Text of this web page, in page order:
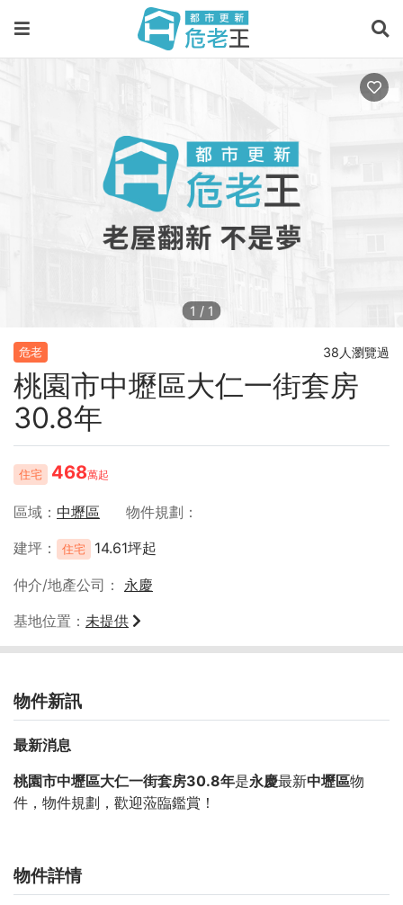
1 / 1
危老 38人瀏覽過
桃園市中壢區大仁一街套房
30.8年
住宅 468萬起
區域 中壢區
物件規劃
建坪
住宅 14.61坪起
仲介/地產公司
永慶
基地位置
未提供
物件新訊
最新消息
桃園市中壢區大仁一街套房30.8年是永慶最新中壢區物
件，物件規劃 ，歡迎蒞臨鑑賞！
物件詳情